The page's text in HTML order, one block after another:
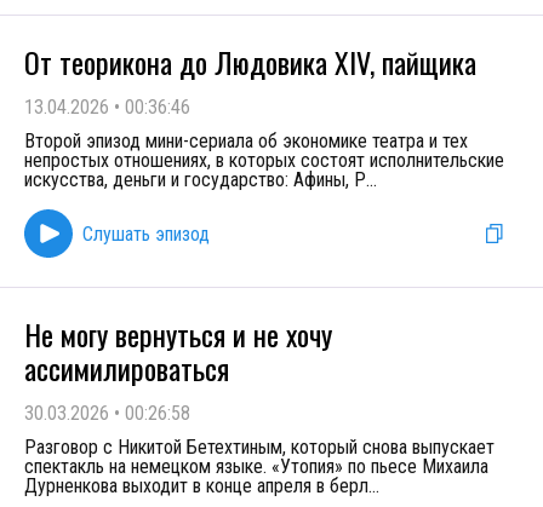
От теорикона до Людовика XIV, пайщика
13.04.2026 • 00:36:46
Второй эпизод мини-сериала об экономике театра и тех
непростых отношениях, в которых состоят исполнительские
искусства, деньги и государство: Афины, Р...
Слушать эпизод
Не могу вернуться и не хочу
ассимилироваться
30.03.2026 • 00:26:58
Разговор с Никитой Бетехтиным, который снова выпускает
спектакль на немецком языке. «Утопия» по пьесе Михаила
Дурненкова выходит в конце апреля в берл...